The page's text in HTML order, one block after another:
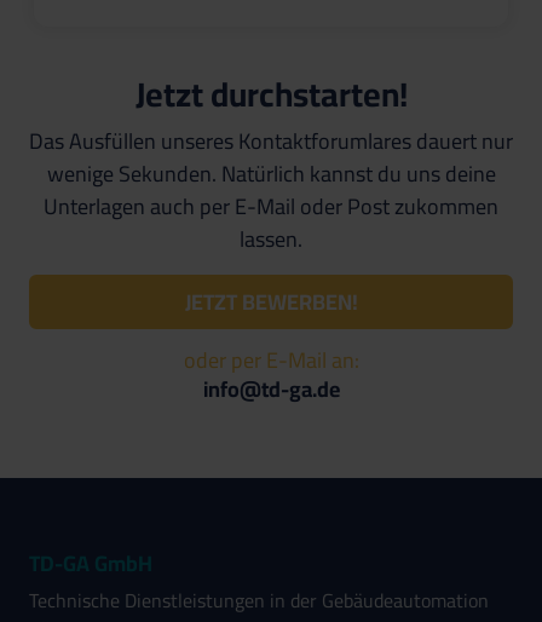
Jetzt durchstarten!
Das Ausfüllen unseres Kontaktforumlares dauert nur
wenige Sekunden. Natürlich kannst du uns deine
Unterlagen auch per E-Mail oder Post zukommen
lassen.
JETZT BEWERBEN!
oder per E-Mail an:
info@td-ga.de
TD-GA GmbH
Technische Dienstleistungen in der Gebäudeautomation